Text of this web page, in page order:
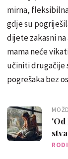
mirna,
gdje su
dijete zakasni
mama neće
učiniti drugačije
pogrešaka bez
'Od